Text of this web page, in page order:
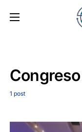
1 post